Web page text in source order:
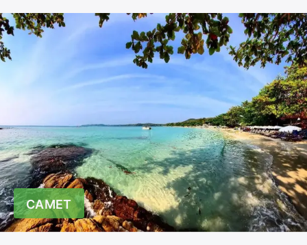
САМЕТ